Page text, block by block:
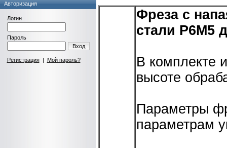
Авторизация
Логин
Пароль
Вход
Регистрация| Мой пароль?
Фреза с
стали Р6М5
В комплекте
высоте
Параметры
параметрам